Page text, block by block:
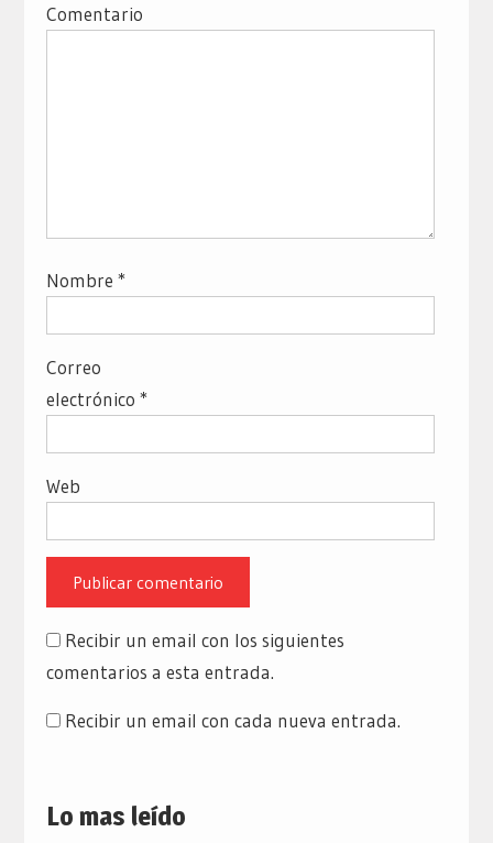
Comentario
Nombre *
Correo
electrónico *
Web
Recibir un email con los siguientes
comentarios a esta entrada.
Recibir un email con cada nueva entrada.
Lo mas leído